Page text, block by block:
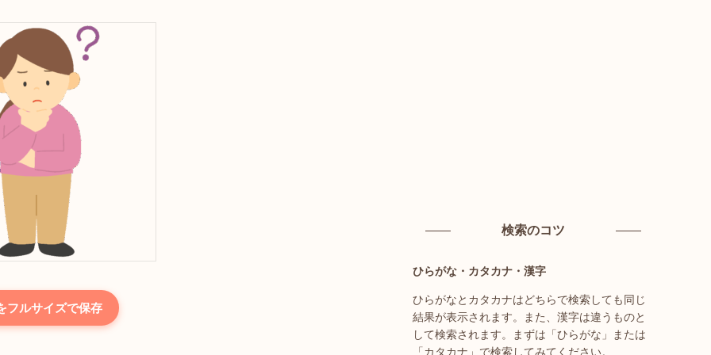
フルサイズで保存
検索のコツ
ひらがな・カタカナ・漢字
ひらがなとカタカナはどちらで検索しても同じ
結果が表示されます。また、漢字は違うものと
して検索されます。まずは「ひらがな」または
「カタカナ」で検索してみてください。